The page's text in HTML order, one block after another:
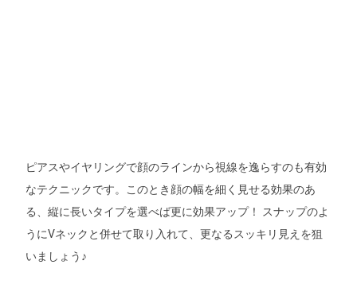
ピアスやイヤリングで顔のラインから視線を逸らすのも有効
なテクニックです。このとき顔の幅を細く見せる効果のあ
る、縦に長いタイプを選べば更に効果アップ！ スナップのよ
うにVネックと併せて取り入れて、更なるスッキリ見えを狙
いましょう♪